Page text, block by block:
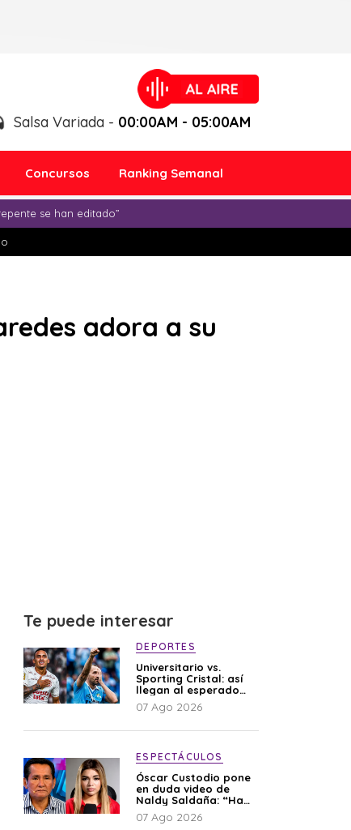
Salsa Variada - 00:00AM - 05:00AM
Concursos Ranking Semanal
se han editado”
adora a su
Te puede interesar
DEPORTES
Universitario vs.
Sporting Cristal: así
llegan al esperado
duelo
07 Ago 2026
ESPECTÁCULOS
Óscar Custodio pone
en duda video de
Naldy Saldaña: “Hay
cosas que de repente
se han editado”
07 Ago 2026